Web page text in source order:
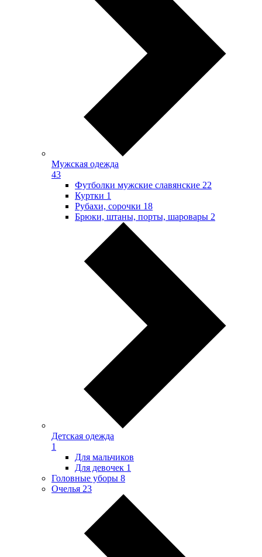
Мужская одежда
43
Футболки мужские славянские 22
Куртки 1
Рубахи, сорочки 18
Брюки, штаны, порты, шаровары 2
Детская одежда
1
Для мальчиков
Для девочек 1
Головные уборы 8
Очелья 23